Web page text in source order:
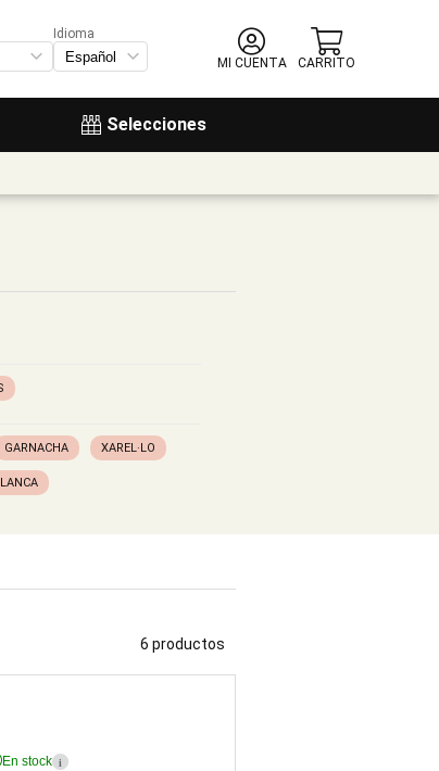
Selecciones
Idioma
MI CUENTA
CARRITO
GARNACHA XAREL·LO
6 productos
En stock i